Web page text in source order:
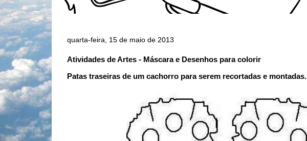
quarta-feira, 15 de maio de 2013
Atividades de Artes - Máscara e Desenhos para colorir
Patas traseiras de um cachorro para serem recortadas e montadas.